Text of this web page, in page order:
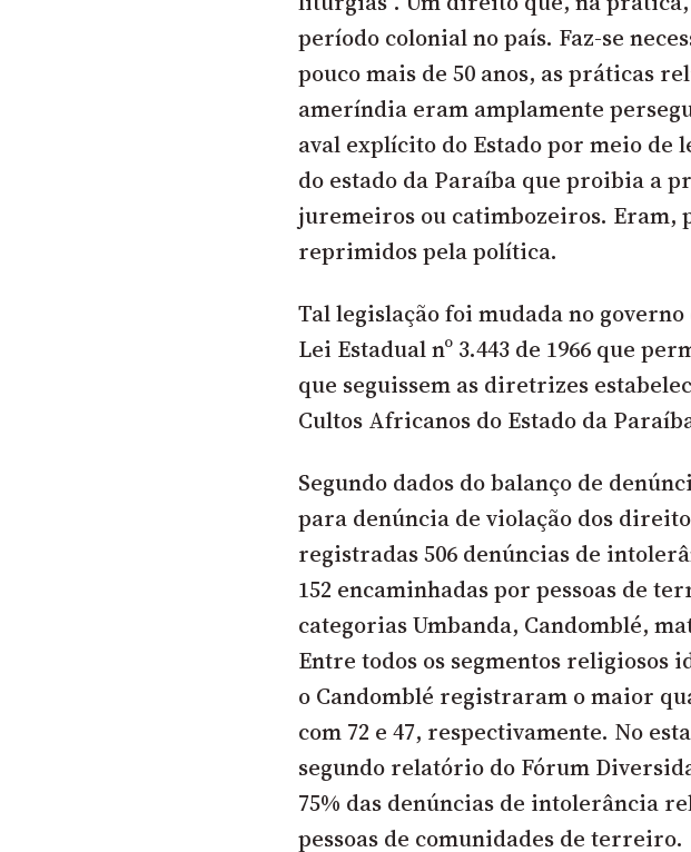
período colonial no país. Faz-se
pouco mais de 50 anos, as práticas
ameríndia eram amplamente
aval explícito do Estado por meio de
do estado da Paraíba que proibia a
juremeiros ou catimbozeiros. Eram,
reprimidos pela política.
Tal legislação foi mudada no
Lei Estadual nº 3.443 de 1966 que
que seguissem as diretrizes
Cultos Africanos do Estado da
Segundo dados do balanço de
para denúncia de violação dos
registradas 506 denúncias de
152 encaminhadas por pessoas de
categorias Umbanda, Candomblé,
Entre todos os segmentos religiosos
o Candomblé registraram o maior
com 72 e 47, respectivamente. No
segundo relatório do Fórum
75% das denúncias de intolerância
pessoas de comunidades de terreiro.